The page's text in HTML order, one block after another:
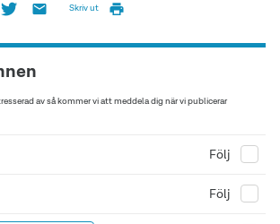
Skriv ut
av så kommer vi att meddela dig när vi publicerar
Följ
Följ